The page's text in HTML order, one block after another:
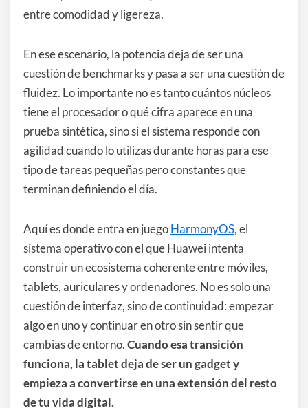
entre comodidad y ligereza.
En ese escenario, la potencia deja de ser una
cuestión de benchmarks y pasa a ser una cuestión de
fluidez. Lo importante no es tanto cuántos núcleos
tiene el procesador o qué cifra aparece en una
prueba sintética, sino si el sistema responde con
agilidad cuando lo utilizas durante horas para ese
tipo de tareas pequeñas pero constantes que
terminan definiendo el día.
Aquí es donde entra en juegoHarmonyOS, el
sistema operativo con el que Huawei intenta
construir un ecosistema coherente entre móviles,
tablets, auriculares y ordenadores. No es solo una
cuestión de interfaz, sino de continuidad: empezar
algo en uno y continuar en otro sin sentir que
cambias de entorno.Cuando esa transición
funciona, la tablet deja de ser un gadget y
empieza a convertirse en una extensión del resto
de tu vida digital.